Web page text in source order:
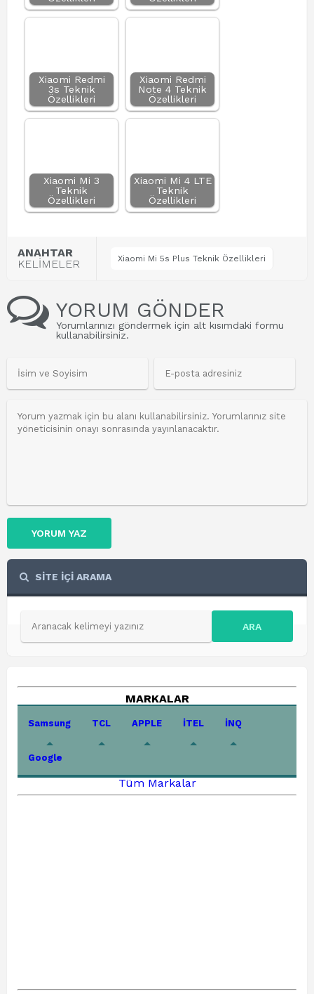
Xiaomi Redmi
3s Teknik
Özellikleri
Xiaomi Redmi
Note 4 Teknik
Özellikleri
Xiaomi Mi 3
Teknik
Özellikleri
Xiaomi Mi 4 LTE
Teknik
Özellikleri
ANAHTAR
KELİMELER
Xiaomi Mi 5s Plus Teknik Özellikleri
YORUM GÖNDER
Yorumlarınızı göndermek için alt kısımdaki formu
kullanabilirsiniz.
YORUM YAZ
SİTE İÇİ ARAMA
ARA
MARKALAR
Samsung TCL APPLE İTEL İNQ
Google
Tüm Markalar